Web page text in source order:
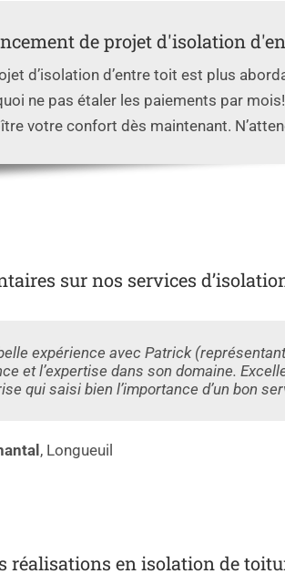
de projet d'isolation
d’isolation d’entre toit est plus
ne pas étaler les paiements par
votre confort dès maintenant.
sur nos services
expérience avec Patrick
et l’expertise dans son domaine.
qui saisi bien l’importance d’un bon
, Longueuil
réalisations en isolation de